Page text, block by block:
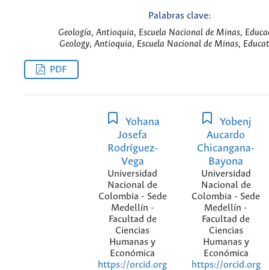
Palabras clave:
Geología, Antioquia, Escuela Nacional de Minas,
Geology, Antioquia, Escuela Nacional de Minas,
PDF
Yohana
Josefa
Rodríguez-
Vega
Universidad
Nacional de
Colombia - Sede
Medellín -
Facultad de
Ciencias
Humanas y
Económica
https://orcid.org
Yobenj
Aucardo
Chicangana-
Bayona
Universidad
Nacional de
Colombia - Sede
Medellín -
Facultad de
Ciencias
Humanas y
Económica
https://orcid.org